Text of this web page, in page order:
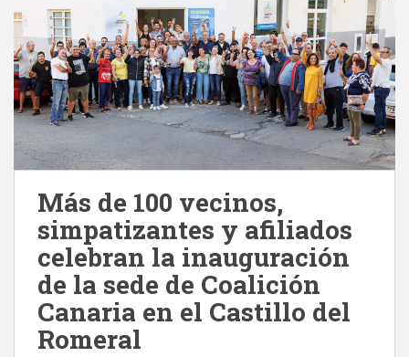
Más de 100 vecinos,
simpatizantes y afiliados
celebran la inauguración
de la sede de Coalición
Canaria en el Castillo del
Romeral